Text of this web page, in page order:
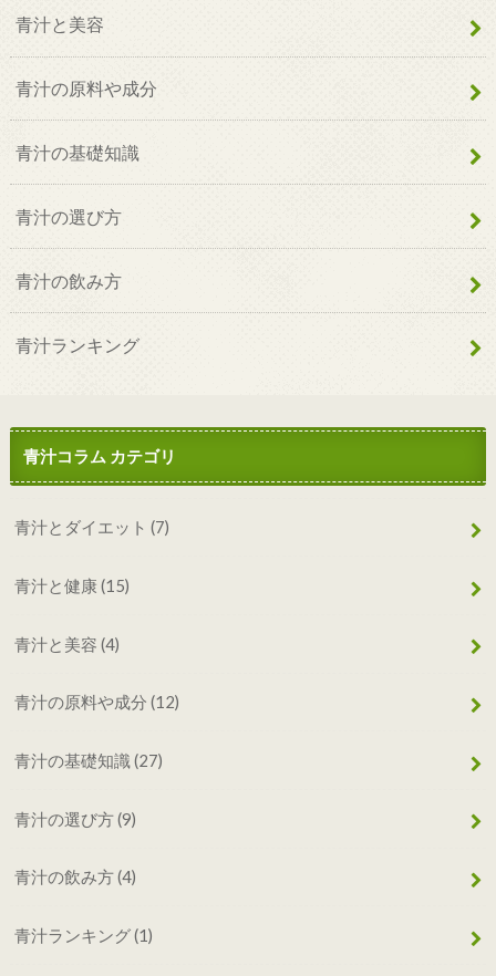
青汁と美容
青汁の原料や成分
青汁の基礎知識
青汁の選び方
青汁の飲み方
青汁ランキング
青汁コラム カテゴリ
青汁とダイエット(7)
青汁と健康(15)
青汁と美容(4)
青汁の原料や成分(12)
青汁の基礎知識(27)
青汁の選び方(9)
青汁の飲み方(4)
青汁ランキング(1)